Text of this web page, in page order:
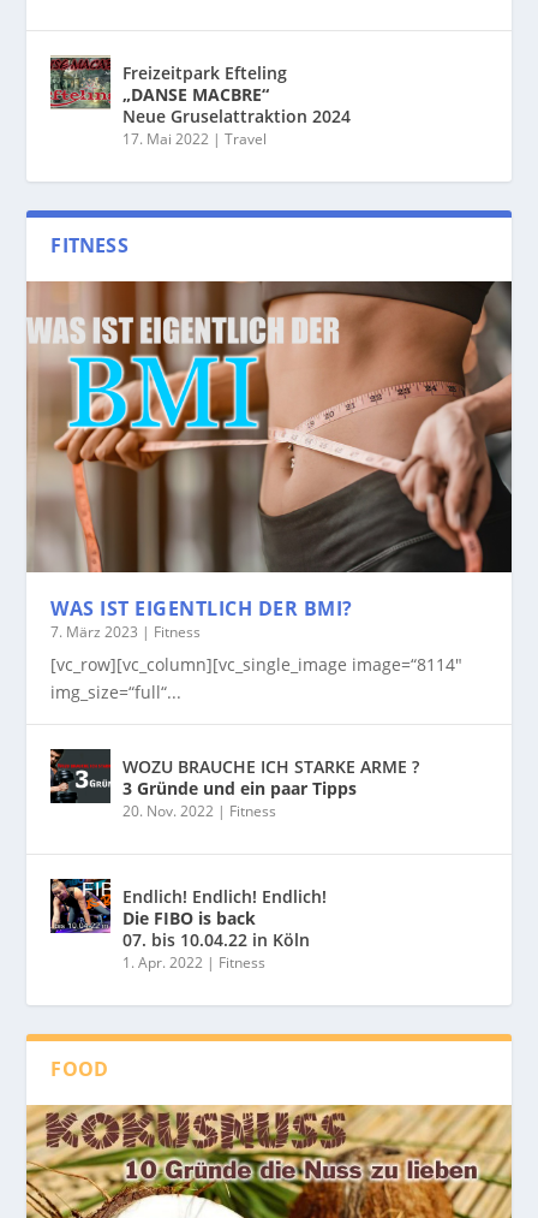
Freizeitpark Efteling
„DANSE MACBRE“
Neue Gruselattraktion 2024
17. Mai 2022 |Travel
FITNESS
WAS IST EIGENTLICH DER BMI?
7. März 2023 | Fitness
[vc_row][vc_column][vc_single_image image=“8114″
img_size=“full“...
WOZU BRAUCHE ICH STARKE ARME ?
3 Gründe und ein paar Tipps
20. Nov. 2022 | Fitness
Endlich! Endlich! Endlich!
Die FIBO is back
07. bis 10.04.22 in Köln
1. Apr. 2022 | Fitness
FOOD